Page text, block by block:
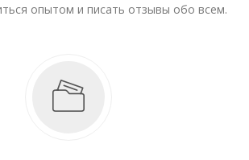
опытом и писать отзывы обо всем.